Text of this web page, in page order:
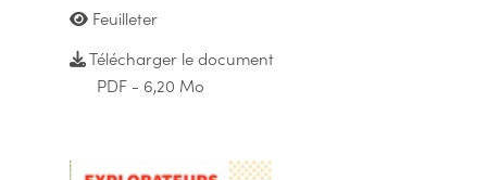
Feuilleter
Télécharger le document
PDF - 6,20 Mo